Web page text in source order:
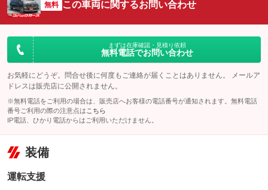
無料 この車両に関するお問い合わせ
まずは在庫確認・見積り依頼
無料電話でお問い合わせ
お気軽にどうぞ。問合せ後に何度もご連絡が届くことはありません。 メールア
ドレスは販売店に公開されません。
※無料電話をご利用の場合は、販売店へお客様の電話番号が通知されます。無料電話
番号ご利用の際の注意点は こちら
IP電話、ひかり電話からはご利用いただけません。
装備
運転支援